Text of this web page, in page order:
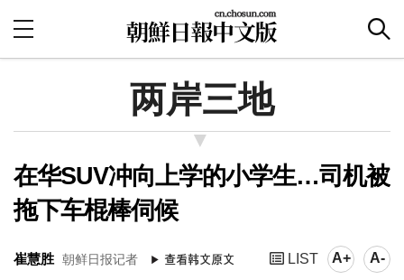
两岸三地
在华SUV冲向上学的小学生…司机被
拖下车棍棒伺候
崔慧胜 朝鲜日报记者 LIST A+ A-